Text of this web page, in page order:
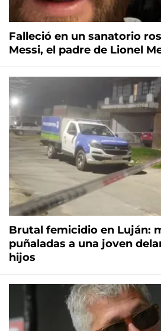
Falleció en un sanatorio
Messi, el padre de Lionel
Brutal femicidio en Luján:
puñaladas a una joven
hijos